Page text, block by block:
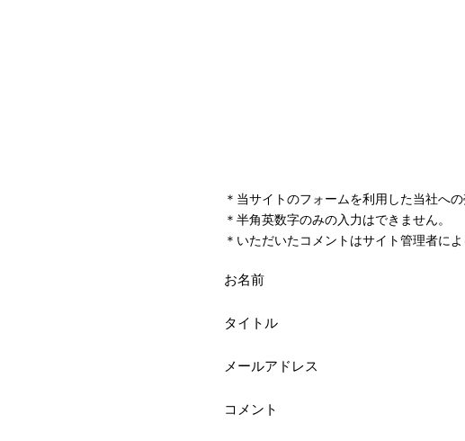
＊当サイトのフォームを利用した当社へ
＊半角英数字のみの入力はできません。
＊いただいたコメントはサイト管理者に
お名前
タイトル
メールアドレス
コメント